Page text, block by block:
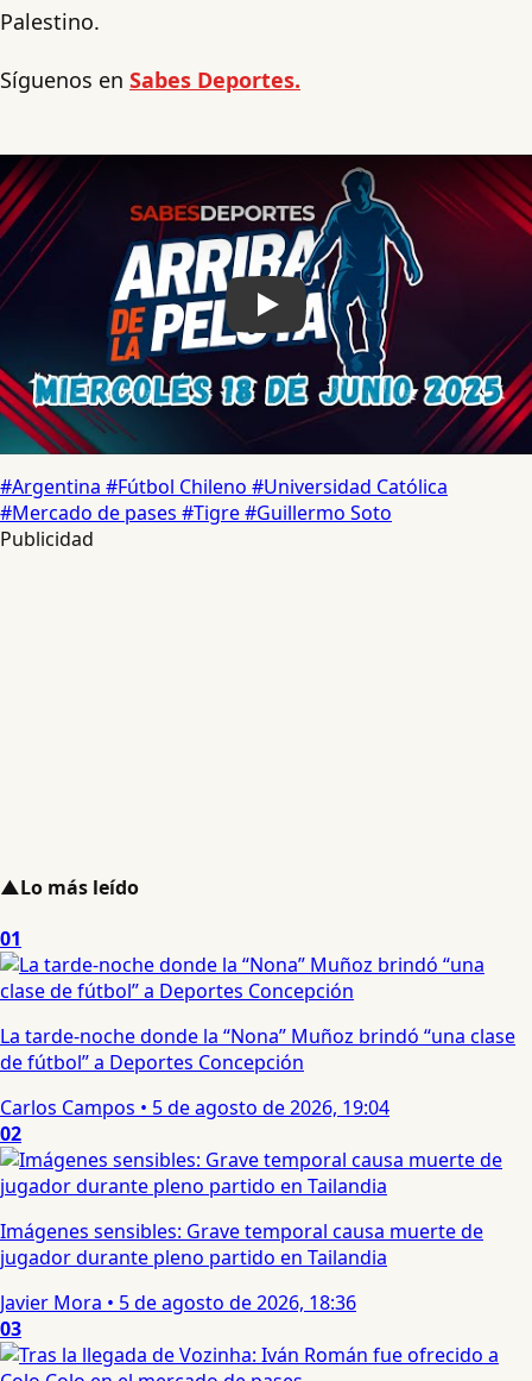
Palestino.
Síguenos en Sabes Deportes.
Play
#Argentina #Fútbol Chileno #Universidad Católica
#Mercado de pases #Tigre#Guillermo Soto
Publicidad
▲Lo más leído
01
La tarde-noche donde la “Nona” Muñoz brindó “una clase
de fútbol” a Deportes Concepción
Carlos Campos • 5 de agosto de 2026, 19:04
02
Imágenes sensibles: Grave temporal causa muerte de
jugador durante pleno partido en Tailandia
Javier Mora • 5 de agosto de 2026, 18:36
03